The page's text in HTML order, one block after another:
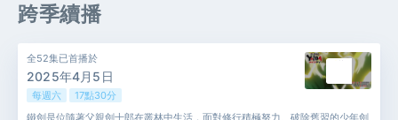
跨季續播
全52集已首播於
2025年4月5日
每週六
17點30分
鐵劍是位隨著父親劍十郎在叢林中生活，面對修行積極努力、破除舊習的少年劍